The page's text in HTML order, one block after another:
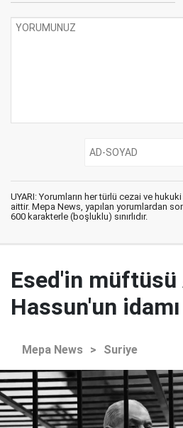
UYARI: Yorumların her türlü cezai ve
aittir. Mepa News, yapılan yorumlardan
600 karakterle (boşluklu) sınırlıdır.
Esed'in müftüsü
Hassun'un
Mepa News > Suriye